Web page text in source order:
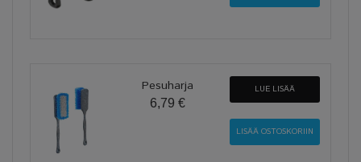
Pesuharja
6,79 €
LUE LISÄÄ